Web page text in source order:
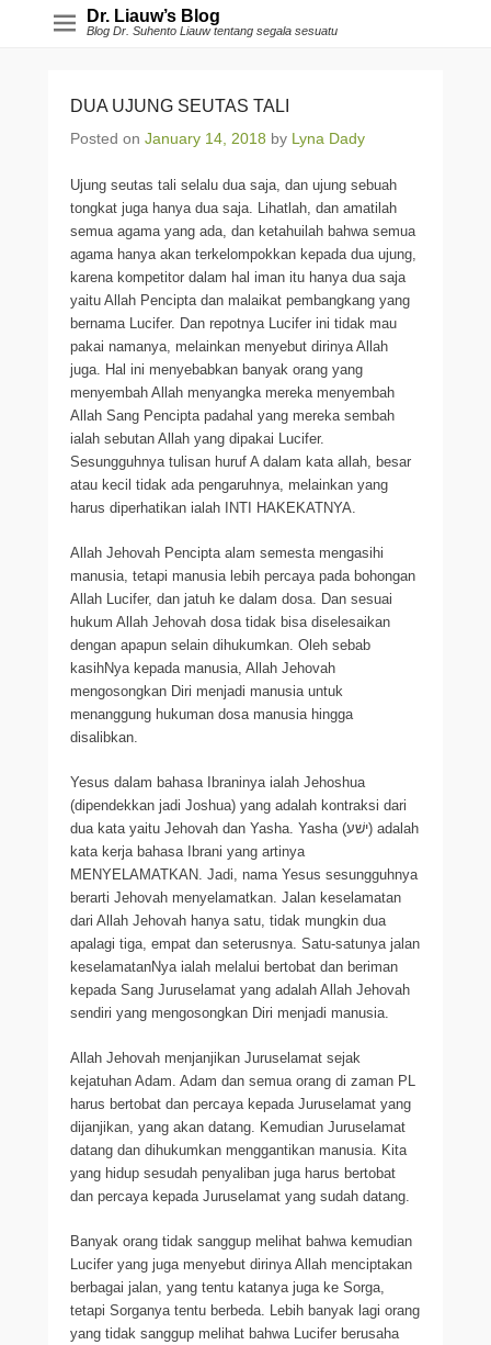
Dr. Liauw’s Blog
Blog Dr. Suhento Liauw tentang segala sesuatu
DUA UJUNG SEUTAS TALI
Posted on January 14, 2018 by Lyna Dady
Ujung seutas tali selalu dua saja, dan ujung sebuah
tongkat juga hanya dua saja. Lihatlah, dan amatilah
semua agama yang ada, dan ketahuilah bahwa semua
agama hanya akan terkelompokkan kepada dua ujung,
karena kompetitor dalam hal iman itu hanya dua saja
yaitu Allah Pencipta dan malaikat pembangkang yang
bernama Lucifer. Dan repotnya Lucifer ini tidak mau
pakai namanya, melainkan menyebut dirinya Allah
juga. Hal ini menyebabkan banyak orang yang
menyembah Allah menyangka mereka menyembah
Allah Sang Pencipta padahal yang mereka sembah
ialah sebutan Allah yang dipakai Lucifer.
Sesungguhnya tulisan huruf A dalam kata allah, besar
atau kecil tidak ada pengaruhnya, melainkan yang
harus diperhatikan ialah INTI HAKEKATNYA.
Allah Jehovah Pencipta alam semesta mengasihi
manusia, tetapi manusia lebih percaya pada bohongan
Allah Lucifer, dan jatuh ke dalam dosa. Dan sesuai
hukum Allah Jehovah dosa tidak bisa diselesaikan
dengan apapun selain dihukumkan. Oleh sebab
kasihNya kepada manusia, Allah Jehovah
mengosongkan Diri menjadi manusia untuk
menanggung hukuman dosa manusia hingga
disalibkan.
Yesus dalam bahasa Ibraninya ialah Jehoshua
(dipendekkan jadi Joshua) yang adalah kontraksi dari
dua kata yaitu Jehovah dan Yasha. Yasha (ישׁע) adalah
kata kerja bahasa Ibrani yang artinya
MENYELAMATKAN. Jadi, nama Yesus sesungguhnya
berarti Jehovah menyelamatkan. Jalan keselamatan
dari Allah Jehovah hanya satu, tidak mungkin dua
apalagi tiga, empat dan seterusnya. Satu-satunya jalan
keselamatanNya ialah melalui bertobat dan beriman
kepada Sang Juruselamat yang adalah Allah Jehovah
sendiri yang mengosongkan Diri menjadi manusia.
Allah Jehovah menjanjikan Juruselamat sejak
kejatuhan Adam. Adam dan semua orang di zaman PL
harus bertobat dan percaya kepada Juruselamat yang
dijanjikan, yang akan datang. Kemudian Juruselamat
datang dan dihukumkan menggantikan manusia. Kita
yang hidup sesudah penyaliban juga harus bertobat
dan percaya kepada Juruselamat yang sudah datang.
Banyak orang tidak sanggup melihat bahwa kemudian
Lucifer yang juga menyebut dirinya Allah menciptakan
berbagai jalan, yang tentu katanya juga ke Sorga,
tetapi Sorganya tentu berbeda. Lebih banyak lagi orang
yang tidak sanggup melihat bahwa Lucifer berusaha